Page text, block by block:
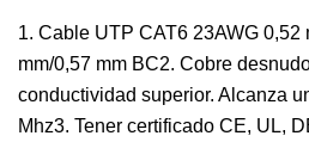
1. Cable UTP CAT6 23AWG 0,52
mm/0,57 mm BC2. Cobre
conductividad superior. Alcanza
Mhz3. Tener certificado CE, UL,